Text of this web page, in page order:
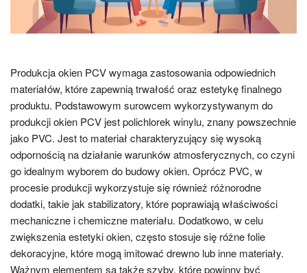
Produkcja okien PCV wymaga zastosowania odpowiednich
materiałów, które zapewnią trwałość oraz estetykę finalnego
produktu. Podstawowym surowcem wykorzystywanym do
produkcji okien PCV jest polichlorek winylu, znany powszechnie
jako PVC. Jest to materiał charakteryzujący się wysoką
odpornością na działanie warunków atmosferycznych, co czyni
go idealnym wyborem do budowy okien. Oprócz PVC, w
procesie produkcji wykorzystuje się również różnorodne
dodatki, takie jak stabilizatory, które poprawiają właściwości
mechaniczne i chemiczne materiału. Dodatkowo, w celu
zwiększenia estetyki okien, często stosuje się różne folie
dekoracyjne, które mogą imitować drewno lub inne materiały.
Ważnym elementem są także szyby, które powinny być